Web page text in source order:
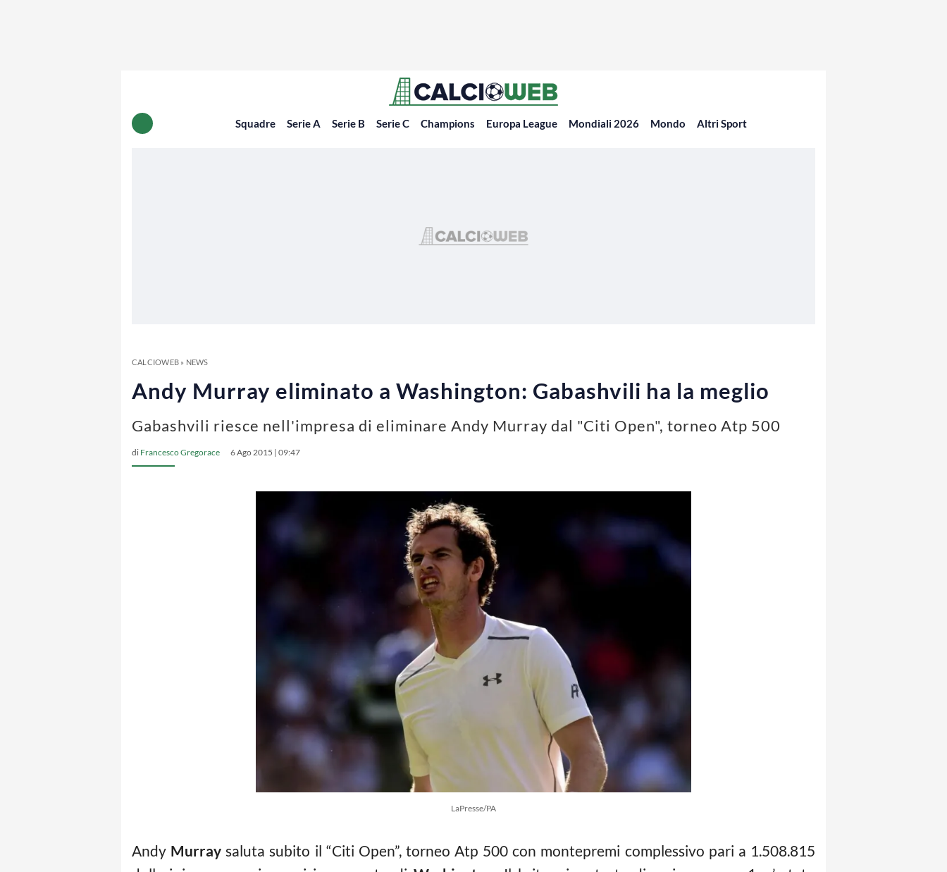
Squadre Serie A Serie B Serie C Champions Europa League Mondiali 2026 Mondo Altri Sport
CALCIOWEB» NEWS
Andy Murray eliminato a Washington: Gabashvili ha la meglio
Gabashvili riesce nell'impresa di eliminare Andy Murray dal "Citi Open", torneo Atp 500
di Francesco Gregorace 6 Ago 2015 | 09:47
LaPresse/PA
Andy Murray saluta subito il “Citi Open”, torneo Atp 500 con montepremi complessivo pari a 1.508.815